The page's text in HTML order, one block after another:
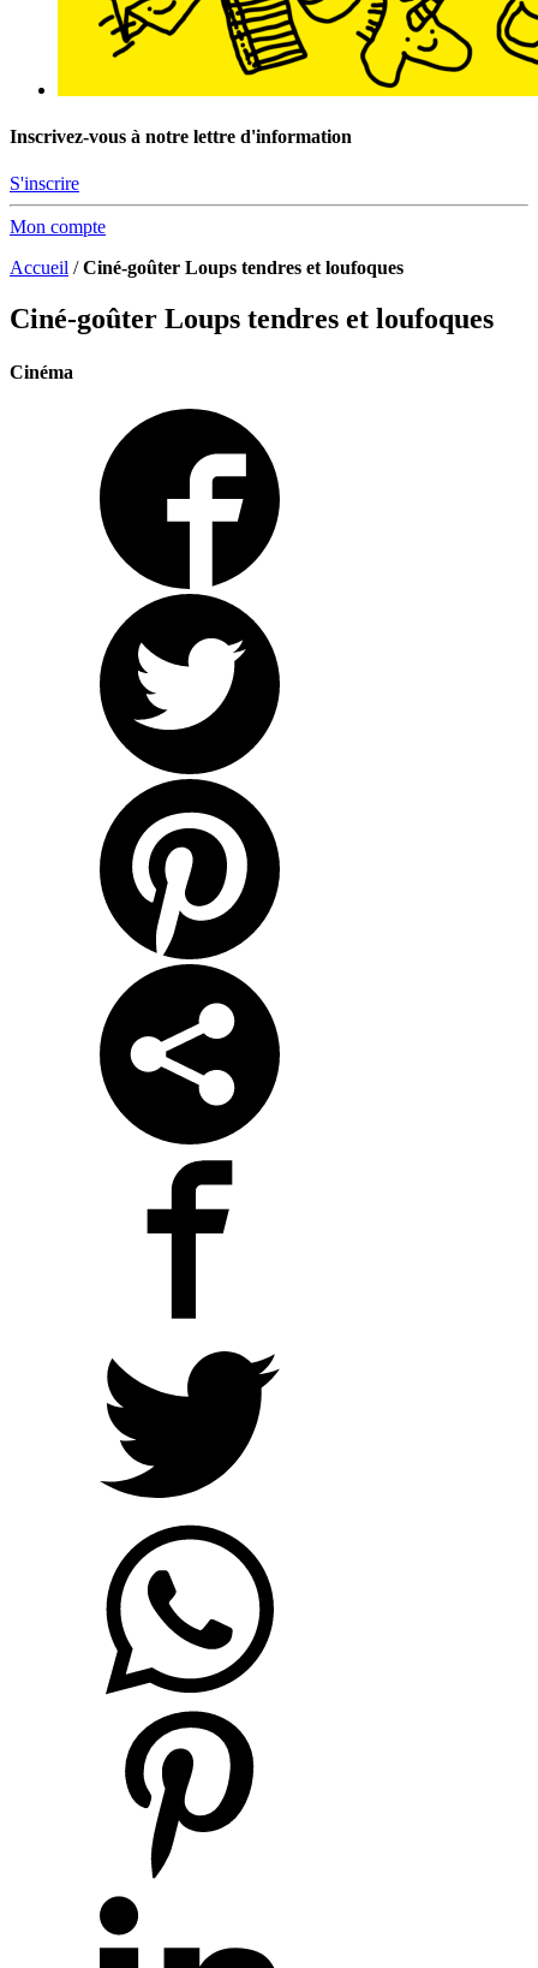
Inscrivez-vous à notre lettre d'information
S'inscrire
Mon compte
Accueil /Ciné-goûter Loups tendres et loufoques
Ciné-goûter Loups tendres et loufoques
Cinéma